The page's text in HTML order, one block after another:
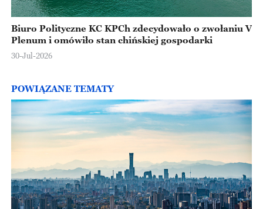
Biuro Polityczne KC KPCh zdecydowało o zwołaniu V
Plenum i omówiło stan chińskiej gospodarki
30-Jul-2026
POWIĄZANE TEMATY